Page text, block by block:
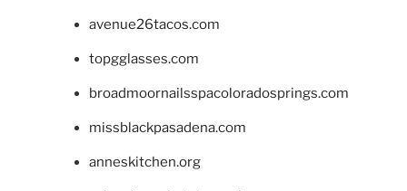
avenue26tacos.com
topgglasses.com
broadmoornailsspacoloradosprings.com
missblackpasadena.com
anneskitchen.org